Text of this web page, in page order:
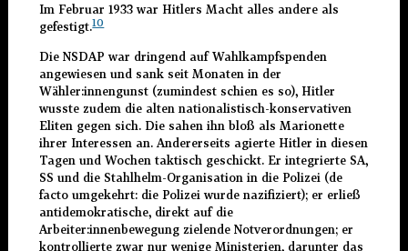
Im Februar 1933 war Hitlers Macht alles andere als
gefestigt.10
Die NSDAP war dringend auf Wahlkampfspenden
angewiesen und sank seit Monaten in der
Wähler:innengunst (zumindest schien es so), Hitler
wusste zudem die alten nationalistisch-konservativen
Eliten gegen sich. Die sahen ihn bloß als Marionette
ihrer Interessen an. Andererseits agierte Hitler in diesen
Tagen und Wochen taktisch geschickt. Er integrierte SA,
SS und die Stahlhelm-Organisation in die Polizei (de
facto umgekehrt: die Polizei wurde nazifiziert); er erließ
antidemokratische, direkt auf die
Arbeiter:innenbewegung zielende Notverordnungen; er
kontrollierte zwar nur wenige Ministerien, darunter das